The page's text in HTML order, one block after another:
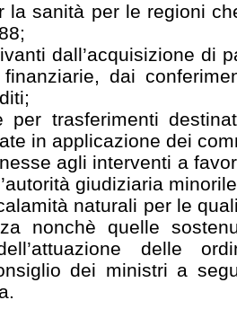
la sanità per le regioni
dall’acquisizione di
dai
per trasferimenti
in applicazione dei
agli interventi a
giudiziaria
naturali per le
nonchè quelle
delle
dei ministri a